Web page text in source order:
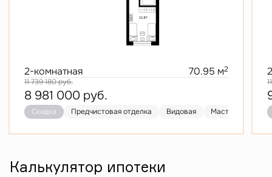
2-комнатная 70.95 м2
11 739 180руб.
8 981 000 руб.
Скидка Предчистовая отделка Видовая Мастер-спальня
Калькулятор ипотеки